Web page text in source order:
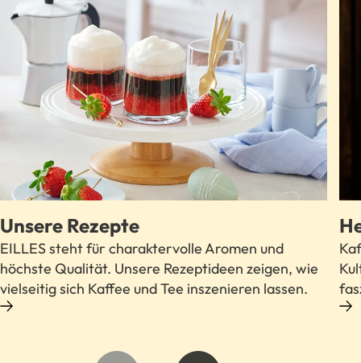
Unsere Rezepte
EILLES steht für charaktervolle Aromen und
höchste Qualität. Unsere Rezeptideen zeigen, wie
vielseitig sich Kaffee und Tee inszenieren lassen.